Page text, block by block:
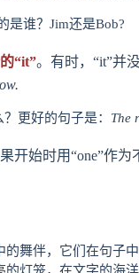
是谁？Jim还是Bob?
“it”。有时，“it”并
更好的句子是： The
开始时用“one”作
的舞伴，它们在句子
例中去